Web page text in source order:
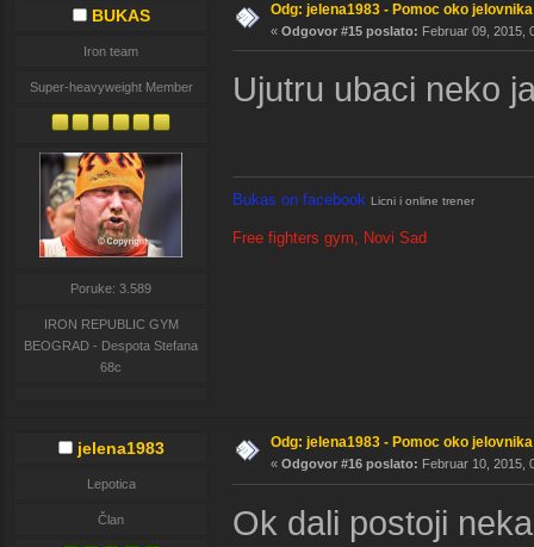
BUKAS
Iron team
Super-heavyweight Member
Poruke: 3.589
IRON REPUBLIC GYM
BEOGRAD - Despota Stefana
68c
Odg: jelena1983 - Pomoc oko jelovnika
« Odgovor #15 poslato: Februar 09, 2015,
Ujutru ubaci neko
Bukas on facebook Licni i online trener
Free fighters gym, Novi Sad
jelena1983
Lepotica
Član
Odg: jelena1983 - Pomoc oko jelovnika
« Odgovor #16 poslato: Februar 10, 2015,
Ok dali postoji